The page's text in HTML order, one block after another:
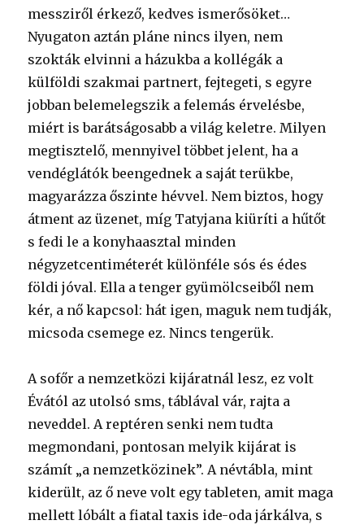
messziről érkező, kedves ismerősöket…
Nyugaton aztán pláne nincs ilyen, nem
szokták elvinni a házukba a kollégák a
külföldi szakmai partnert, fejtegeti, s egyre
jobban belemelegszik a felemás érvelésbe,
miért is barátságosabb a világ keletre. Milyen
megtisztelő, mennyivel többet jelent, ha a
vendéglátók beengednek a saját terükbe,
magyarázza őszinte hévvel. Nem biztos, hogy
átment az üzenet, míg Tatyjana kiüríti a hűtőt
s fedi le a konyhaasztal minden
négyzetcentiméterét különféle sós és édes
földi jóval. Ella a tenger gyümölcseiből nem
kér, a nő kapcsol: hát igen, maguk nem tudják,
micsoda csemege ez. Nincs tengerük.
A sofőr a nemzetközi kijáratnál lesz, ez volt
Évától az utolsó sms, táblával vár, rajta a
neveddel. A reptéren senki nem tudta
megmondani, pontosan melyik kijárat is
számít „a nemzetközinek”. A névtábla, mint
kiderült, az ő neve volt egy tableten, amit maga
mellett lóbált a fiatal taxis ide-oda járkálva, s